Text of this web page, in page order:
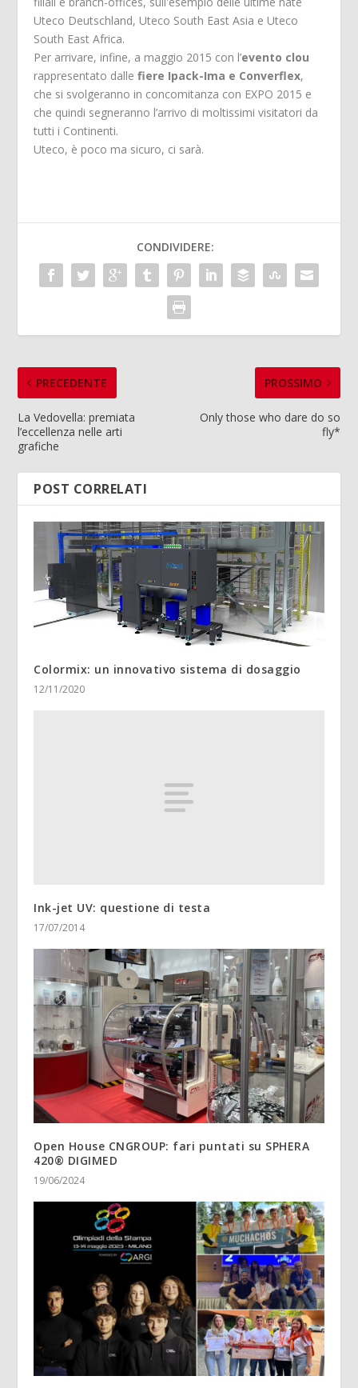
Uteco Deutschland, Uteco South East Asia e Uteco
South East Africa.
Per arrivare, infine, a maggio 2015 con l’evento clou
rappresentato dallefiere Ipack-Ima e Converflex,
che si svolgeranno in concomitanza con EXPO 2015 e
che quindi segneranno l’arrivo di moltissimi visitatori da
tutti i Continenti.
Uteco, è poco ma sicuro, ci sarà.
CONDIVIDERE:
PRECEDENTE
La Vedovella: premiata
l’eccellenza nelle arti
grafiche
PROSSIMO
Only those who dare do so
fly*
POST CORRELATI
Colormix: un innovativo sistema di dosaggio
12/11/2020
Ink-jet UV: questione di testa
17/07/2014
Open House CNGROUP: fari puntati su SPHERA
420® DIGIMED
19/06/2024